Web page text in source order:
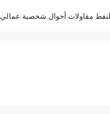
مقاولات أحوال شخصية عمالي